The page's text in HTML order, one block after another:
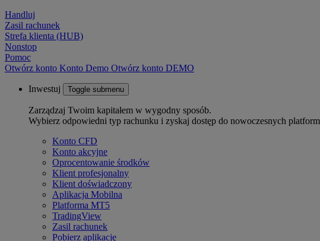
Handluj
Zasil rachunek
Strefa klienta (HUB)
Nonstop
Pomoc
Otwórz konto Konto Demo Otwórz konto DEMO
Inwestuj Toggle submenu
Zarządzaj Twoim kapitałem w wygodny sposób.
Wybierz odpowiedni typ rachunku i zyskaj dostęp do nowoczesnych
Konto CFD
Konto akcyjne
Oprocentowanie środków
Klient profesjonalny
Klient doświadczony
Aplikacja Mobilna
Platforma MT5
TradingView
Zasil rachunek
Pobierz aplikację